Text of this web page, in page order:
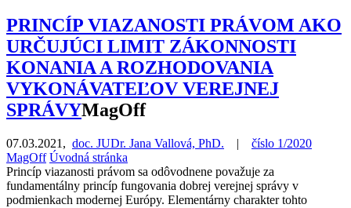
PRINCÍP VIAZANOSTI PRÁVOM AKO
URČUJÚCI LIMIT ZÁKONNOSTI
KONANIA A ROZHODOVANIA
VYKONÁVATEĽOV VEREJNEJ
SPRÁVYMagOff
07.03.2021 , doc. JUDr. Jana Vallová, PhD. | číslo 1/2020
MagOff Úvodná stránka
Princíp viazanosti právom sa odôvodnene považuje za
fundamentálny princíp fungovania dobrej verejnej správy v
podmienkach modernej Európy. Elementárny charakter tohto